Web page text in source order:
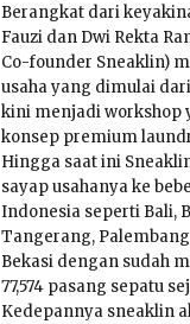
Berangkat dari
Fauzi dan Dwi Rekta
Co-founder Sneaklin)
usaha yang dimulai
kini menjadi workshop
konsep premium
Hingga saat ini
sayap usahanya ke
Indonesia seperti Bali,
Tangerang,
Bekasi dengan sudah
77,574 pasang sepatu
Kedepannya sneaklin